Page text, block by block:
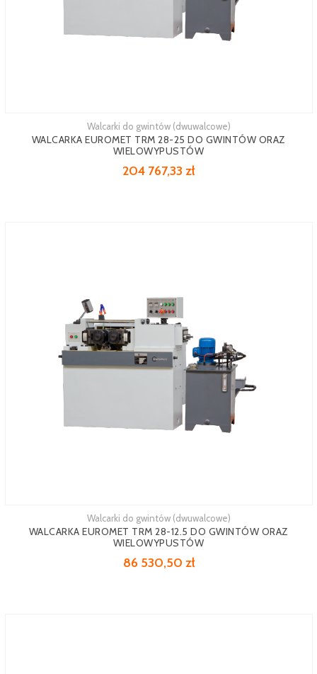
Walcarki do gwintów (dwuwalcowe)
WALCARKA EUROMET TRM 28-25 DO GWINTÓW ORAZ
WIELOWYPUSTÓW
204 767,33 zł
Walcarki do gwintów (dwuwalcowe)
WALCARKA EUROMET TRM 28-12.5 DO GWINTÓW ORAZ
WIELOWYPUSTÓW
86 530,50 zł